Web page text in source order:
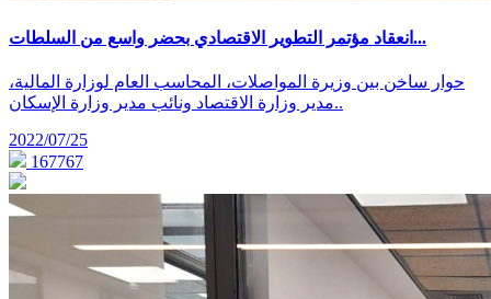
انعقاد مؤتمر التطوير الاقتصادي بحضر واسع من السلطات...
حوار ساخن بين وزيرة المواصلات، المحاسب العام لوزارة المالية،
مدير وزارة الاقتصاد ونائب مدير وزارة الإسكان..
2022/07/25
167767